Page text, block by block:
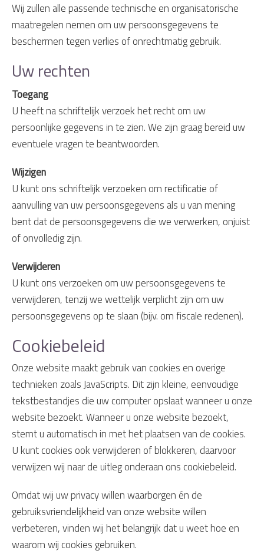
Wij zullen alle passende technische en organisatorische
maatregelen nemen om uw persoonsgegevens te
beschermen tegen verlies of onrechtmatig gebruik.
Uw rechten
Toegang
U heeft na schriftelijk verzoek het recht om uw
persoonlijke gegevens in te zien. We zijn graag bereid uw
eventuele vragen te beantwoorden.
Wijzigen
U kunt ons schriftelijk verzoeken om rectificatie of
aanvulling van uw persoonsgegevens als u van mening
bent dat de persoonsgegevens die we verwerken, onjuist
of onvolledig zijn.
Verwijderen
U kunt ons verzoeken om uw persoonsgegevens te
verwijderen, tenzij we wettelijk verplicht zijn om uw
persoonsgegevens op te slaan (bijv. om fiscale redenen).
Cookiebeleid
Onze website maakt gebruik van cookies en overige
technieken zoals JavaScripts. Dit zijn kleine, eenvoudige
tekstbestandjes die uw computer opslaat wanneer u onze
website bezoekt. Wanneer u onze website bezoekt,
stemt u automatisch in met het plaatsen van de cookies.
U kunt cookies ook verwijderen of blokkeren, daarvoor
verwijzen wij naar de uitleg onderaan ons cookiebeleid.
Omdat wij uw privacy willen waarborgen én de
gebruiksvriendelijkheid van onze website willen
verbeteren, vinden wij het belangrijk dat u weet hoe en
waarom wij cookies gebruiken.